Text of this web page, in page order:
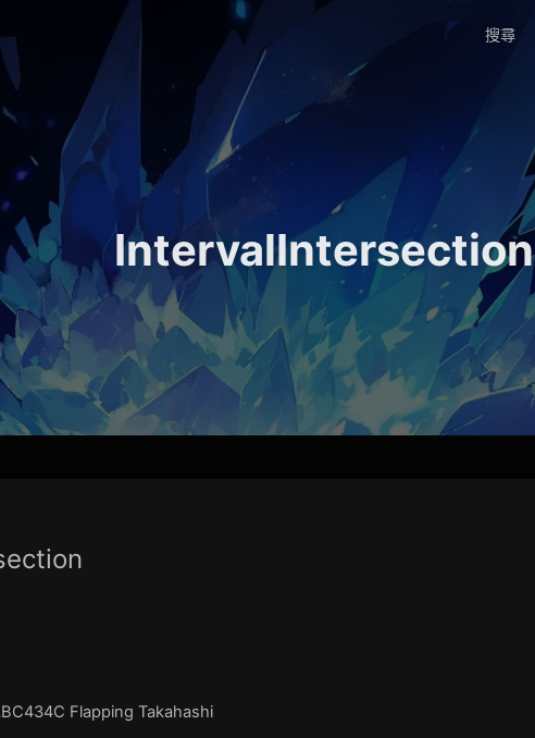
搜尋
IntervalIntersection
Flapping Takahashi